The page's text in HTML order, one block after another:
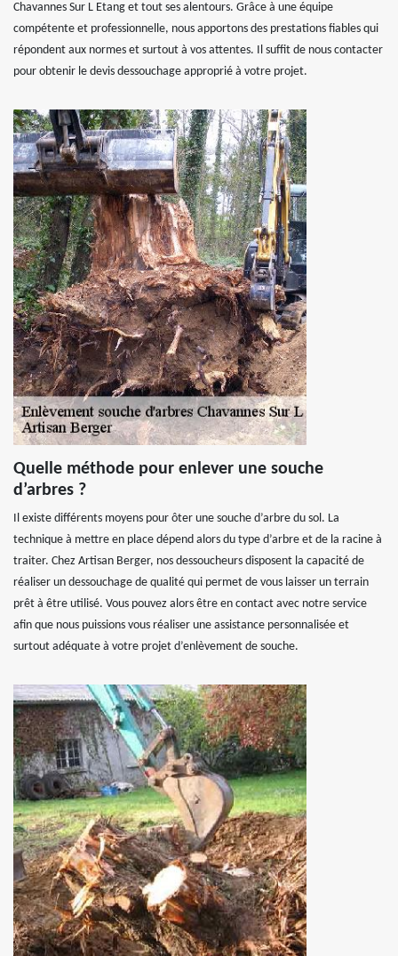
Chavannes Sur L Etang et tout ses alentours. Grâce à une équipe
compétente et professionnelle, nous apportons des prestations fiables qui
répondent aux normes et surtout à vos attentes. Il suffit de nous contacter
pour obtenir le devis dessouchage approprié à votre projet.
Quelle méthode pour enlever une souche
d’arbres ?
Il existe différents moyens pour ôter une souche d’arbre du sol. La
technique à mettre en place dépend alors du type d’arbre et de la racine à
traiter. Chez Artisan Berger, nos dessoucheurs disposent la capacité de
réaliser un dessouchage de qualité qui permet de vous laisser un terrain
prêt à être utilisé. Vous pouvez alors être en contact avec notre service
afin que nous puissions vous réaliser une assistance personnalisée et
surtout adéquate à votre projet d’enlèvement de souche.